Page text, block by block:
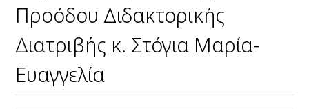
Προόδου Διδακτορικής
Διατριβής κ. Στόγια Μαρία-
Ευαγγελία